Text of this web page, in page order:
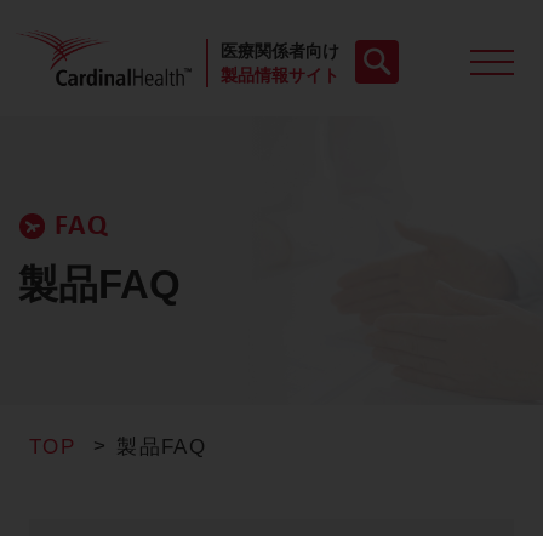
医療関係者向け
製品情報サイト
FAQ
製品FAQ
TOP 製品FAQ